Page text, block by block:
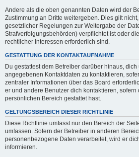
Andere als die oben genannten Daten wird der
Zustimmung an Dritte weitergeben. Dies gilt
gesetzlicher Regelungen zur Weitergabe der
Strafverfolgungsbehörden) verpflichtet ist oder
rechtlicher Interessen erforderlich sind.
GESTATTUNG DER KONTAKTAUFNAHME
Du gestattest dem Betreiber darüber hinaus,
angegebenen Kontaktdaten zu kontaktieren,
zentraler Informationen über das Board
er und andere Benutzer dich kontaktieren, sofern
persönlichen Bereich gestattet hast.
GELTUNGSBEREICH DIESER RICHTLINIE
Diese Richtlinie umfasst nur den Bereich der
umfassen. Sofern der Betreiber in anderen
personenbezogene Daten verarbeitet, wird er
informieren.